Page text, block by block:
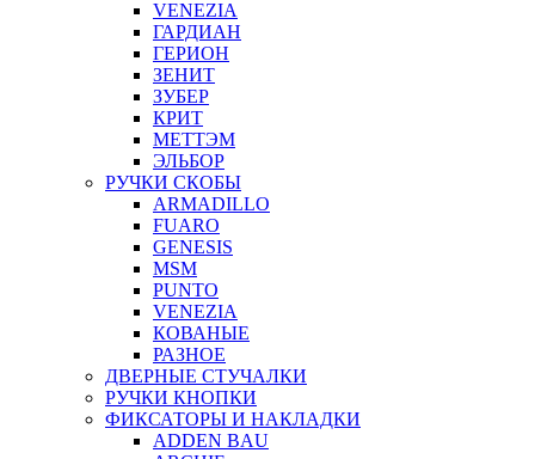
VENEZIA
ГАРДИАН
ГЕРИОН
ЗЕНИТ
ЗУБЕР
КРИТ
МЕТТЭМ
ЭЛЬБОР
РУЧКИ СКОБЫ
ARMADILLO
FUARO
GENESIS
MSM
PUNTO
VENEZIA
КОВАНЫЕ
РАЗНОЕ
ДВЕРНЫЕ СТУЧАЛКИ
РУЧКИ КНОПКИ
ФИКСАТОРЫ И НАКЛАДКИ
ADDEN BAU